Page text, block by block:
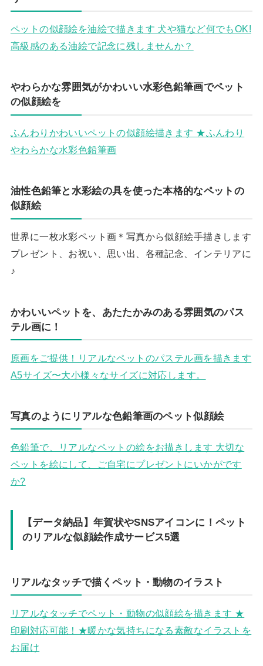
ペットの似顔絵を油絵で描きます 犬や猫など何でもOK!
高級感のある油絵で記念に残しませんか？
やわらかな雰囲気がかわいい水彩色鉛筆画でペット
の似顔絵を
ふんわりかわいいペットの似顔絵描きます ★ふんわり
やわらかな水彩色鉛筆画
油性色鉛筆と水彩絵の具を使った本格的なペットの
似顔絵
世界に一枚水彩ペット画＊写真から似顔絵手描きします
プレゼント、お祝い、思い出、各種記念、インテリアに
♪
かわいいペットを、あたたかみのある雰囲気のパス
テル画に！
原画をご提供！リアルなペットのパステル画を描きます
A5サイズ〜大小様々なサイズに対応します。
写真のようにリアルな色鉛筆画のペット似顔絵
色鉛筆で、リアルなペットの絵をお描きします 大切な
ペットを絵にして、ご自宅にプレゼントにいかがです
か?
【データ納品】年賀状やSNSアイコンに！ペット
のリアルな似顔絵作成サービス5選
リアルなタッチで描くペット・動物のイラスト
リアルなタッチでペット・動物の似顔絵を描きます ★
印刷対応可能！★暖かな気持ちになる素敵なイラストを
お届け